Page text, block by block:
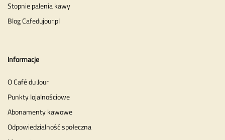
Stopnie palenia kawy
Blog Cafedujour.pl
Informacje
O Café du Jour
Punkty lojalnościowe
Abonamenty kawowe
Odpowiedzialność społeczna